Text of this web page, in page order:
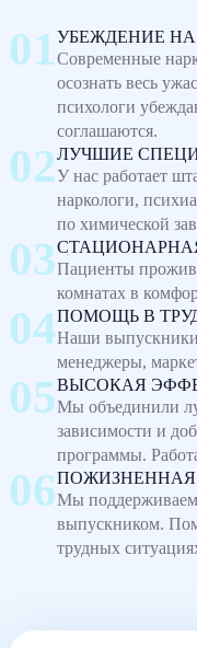
УБЕЖДЕНИЕ
Современные
осознать весь
психологи
соглашаются.
ЛУЧШИЕ
У нас работает
наркологи,
по химической
Пациенты
комнатах в
ПОМОЩЬ В
Наши
менеджеры,
ВЫСОКАЯ
Мы объединили
зависимости и
программы.
Мы
выпускником.
трудных